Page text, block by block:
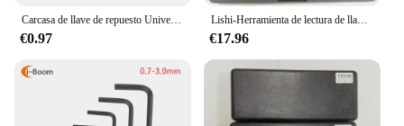
€0.97
Lishi-Herramienta de lectura de llaves 2 en 1, HU66, HU92, HU87, NSN14, TOY38R, CY24, B106, GM37, GM39, YH35R, FO38, HY17, SZ14, KW14
€17.96